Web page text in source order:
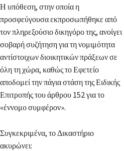
Η υπόθεση, στην οποία η
προσφεύγουσα εκπροσωπήθηκε από
τον πληρεξούσιο δικηγόρο της, ανοίγει
σοβαρή συζήτηση για τη νομιμότητα
αντίστοιχων διοικητικών πράξεων σε
όλη τη χώρα, καθώς το Εφετείο
αποδομεί την πάγια στάση της Ειδικής
Επιτροπής του άρθρου 152 για το
«έννομο συμφέρον».
Συγκεκριμένα, το Δικαστήριο
ακυρώνει: